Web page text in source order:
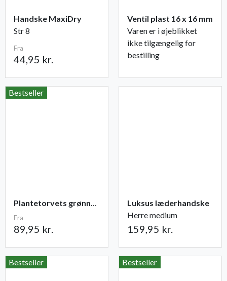
Handske MaxiDry
Str 8
Fra
44,95 kr.
Ventil plast 16 x 16 mm
Varen er i øjeblikket
ikke tilgængelig for
bestilling
Bestseller
Plantetorvets grønne vandingspose 75 liter
Fra
89,95 kr.
Luksus læderhandske
Herre medium
159,95 kr.
Bestseller Bestseller